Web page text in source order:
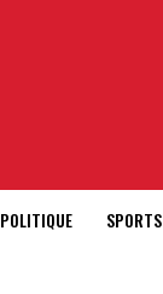
POLITIQUE SPORTS